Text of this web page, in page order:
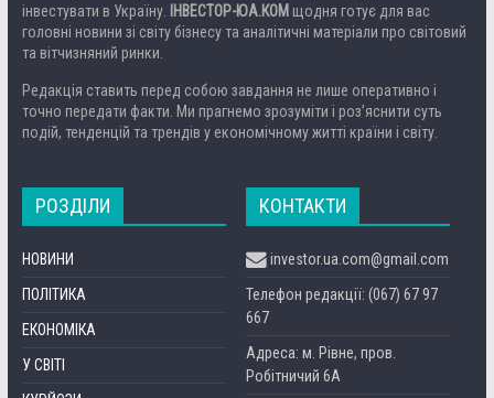
інвестувати в Україну.
ІНВЕСТОР-ЮА.КОМ щодня готує для вас
головні новини зі світу бізнесу та аналітичні матеріали про світовий
та вітчизняний ринки.
Редакція ставить перед собою завдання не лише оперативно і
точно передати факти. Ми прагнемо зрозуміти і роз’яснити суть
подій, тенденцій та трендів у економічному житті країни і світу.
РОЗДІЛИ
НОВИНИ
ПОЛІТИКА
ЕКОНОМІКА
У СВІТІ
КОНТАКТИ
investor.ua.com@gmail.com
Телефон редакції: (067) 67 97
667
Адреса: м. Рівне, пров.
Робітничий 6А